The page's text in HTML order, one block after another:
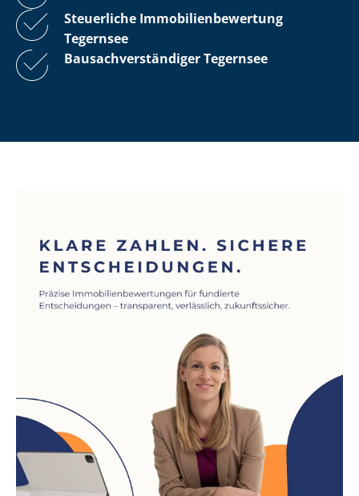
Steuerliche Im­mo­bi­li­en­be­wer­tung
Tegernsee
Bau­sach­ver­stän­di­ger Tegernsee